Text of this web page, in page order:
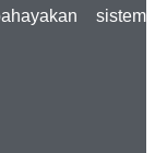
sistem